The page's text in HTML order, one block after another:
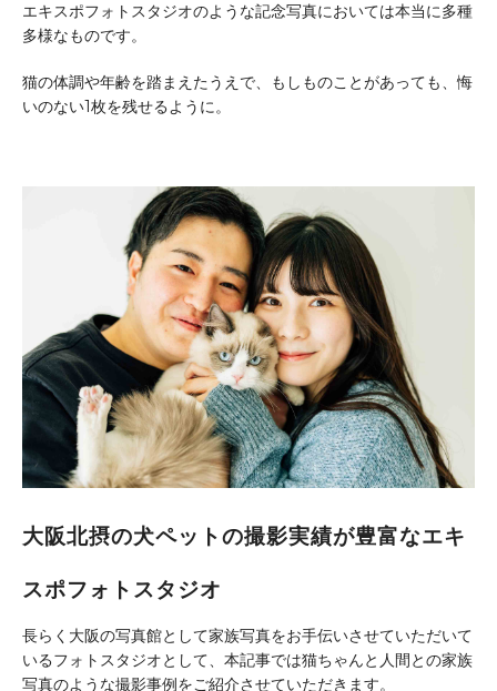
エキスポフォトスタジオのような記念写真においては本当に多種
多様なものです。
猫の体調や年齢を踏まえたうえで、もしものことがあっても、悔
いのない1枚を残せるように。
大阪北摂の犬ペットの撮影実績が豊富なエキ
スポフォトスタジオ
長らく大阪の写真館として家族写真をお手伝いさせていただいて
いるフォトスタジオとして、本記事では猫ちゃんと人間との家族
写真のような撮影事例をご紹介させていただきます。